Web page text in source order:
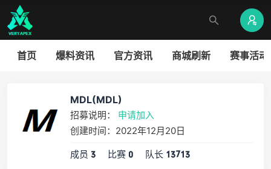
首页 爆料资讯 官方资讯 商城刷新 赛事活动
MDL(MDL)
招募说明： 申请加入
创建时间：2022年12月20日
成员 3 比赛 0 队长 13713